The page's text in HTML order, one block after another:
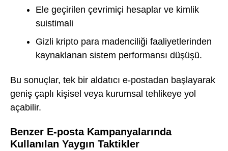
Ele geçirilen çevrimiçi hesaplar ve kimlik
suistimali
Gizli kripto para madenciliği faaliyetlerinden
kaynaklanan sistem performansı düşüşü.
Bu sonuçlar, tek bir aldatıcı e-postadan başlayarak
geniş çaplı kişisel veya kurumsal tehlikeye yol
açabilir.
Benzer E-posta Kampanyalarında
Kullanılan Yaygın Taktikler